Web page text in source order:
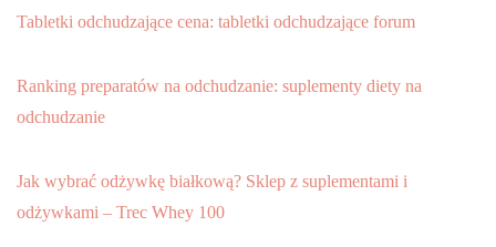
Tabletki odchudzające cena: tabletki odchudzające forum
Ranking preparatów na odchudzanie: suplementy diety na
odchudzanie
Jak wybrać odżywkę białkową? Sklep z suplementami i
odżywkami – Trec Whey 100